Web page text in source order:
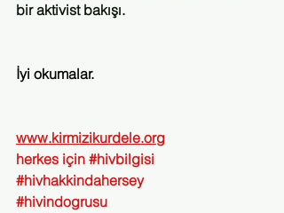
bir aktivist bakışı.
İyi okumalar.
www.kirmizikurdele.org
herkes için #hivbilgisi
#hivhakkindahersey
#hivindogrusu